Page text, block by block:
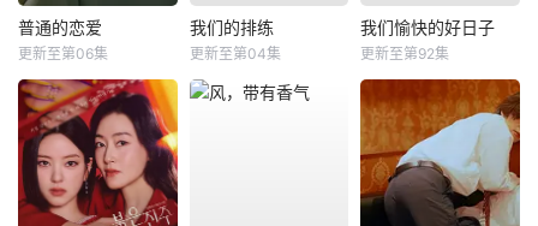
普通的恋爱
更新至第06集
我们的排练
更新至第04集
我们愉快的好日子
更新至第92集